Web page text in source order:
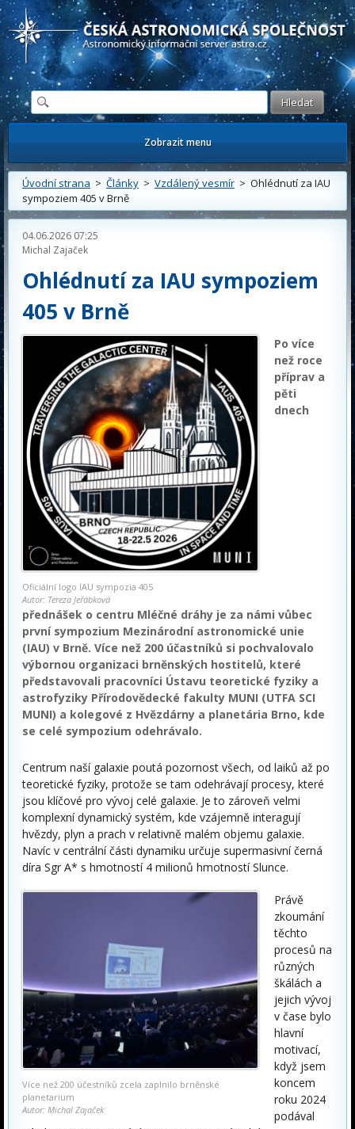
Česká astronomická společnost - Informační astronomický server
Zobrazit menu
Úvodní strana > Články > Vzdálený vesmír > Ohlédnutí za IAU
sympoziem 405 v Brně
04.06.2026 07:25
Michal Zajaček
Ohlédnutí za IAU sympoziem
405 v Brně
Oficiální logo IAU sympozia 405
Autor: Tereza Jeřábková
Po více
než roce
příprav a
pěti
dnech
přednášek o centru Mléčné dráhy je za námi vůbec
první sympozium Mezinárodní astronomické unie
(IAU) v Brně. Více než 200 účastníků si pochvalovalo
výbornou organizaci brněnských hostitelů, které
představovali pracovníci Ústavu teoretické fyziky a
astrofyziky Přírodovědecké fakulty MUNI (UTFA SCI
MUNI) a kolegové z Hvězdárny a planetária Brno, kde
se celé sympozium odehrávalo.
Centrum naší galaxie poutá pozornost všech, od laiků až po
teoretické fyziky, protože se tam odehrávají procesy, které
jsou klíčové pro vývoj celé galaxie. Je to zároveň velmi
komplexní dynamický systém, kde vzájemně interagují
hvězdy, plyn a prach v relativně malém objemu galaxie.
Navíc v centrální části dynamiku určuje supermasivní černá
díra Sgr A* s hmotností 4 milionů hmotností Slunce.
Více než 200 účestníků zcela zaplnilo brněnské
planetarium
Autor: Michal Zajaček
Právě
zkoumání
těchto
procesů na
různých
škálách a
jejich vývoj
v čase bylo
hlavní
motivací,
když jsem
koncem
roku 2024
podával